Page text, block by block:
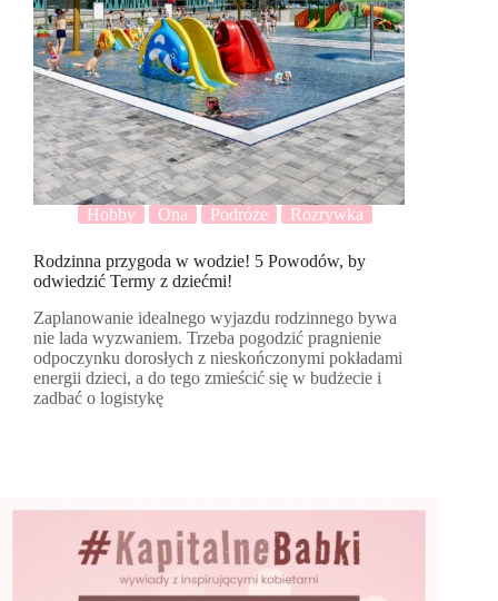
Hobby Ona Podróże Rozrywka
Rodzinna przygoda w wodzie! 5 Powodów, by
odwiedzić Termy z dziećmi!
Zaplanowanie idealnego wyjazdu rodzinnego bywa
nie lada wyzwaniem. Trzeba pogodzić pragnienie
odpoczynku dorosłych z nieskończonymi pokładami
energii dzieci, a do tego zmieścić się w budżecie i
zadbać o logistykę